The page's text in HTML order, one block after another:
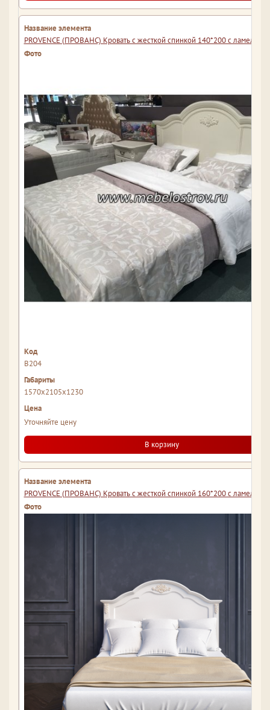
PROVENCE (ПРОВАНС) Кровать с жесткой спинкой 140*200 с ламелями
В204
1570x2105x1230
Уточняйте цену
В корзину
PROVENCE (ПРОВАНС) Кровать с жесткой спинкой 160*200 с ламелями